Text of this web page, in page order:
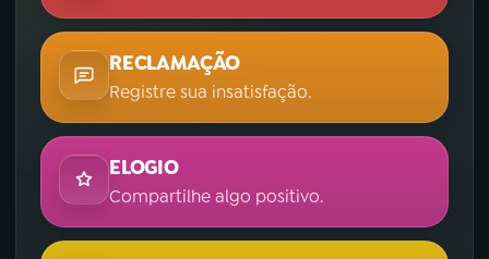
RECLAMAÇÃO
Registre sua insatisfação.
ELOGIO
Compartilhe algo positivo.